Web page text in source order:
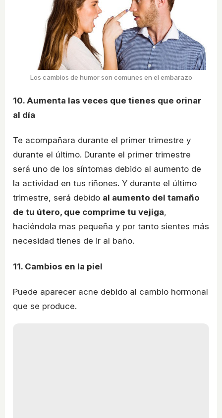
Los cambios de humor son comunes en el embarazo
10. Aumenta las veces que tienes que orinar
al día
Te acompañara durante el primer trimestre y
durante el último. Durante el primer trimestre
será uno de los síntomas debido al aumento de
la actividad en tus riñones. Y durante el último
trimestre, será debido al aumento del tamaño
de tu útero, que comprime tu vejiga,
haciéndola mas pequeña y por tanto sientes más
necesidad tienes de ir al baño.
11. Cambios en la piel
Puede aparecer acne debido al cambio hormonal
que se produce.